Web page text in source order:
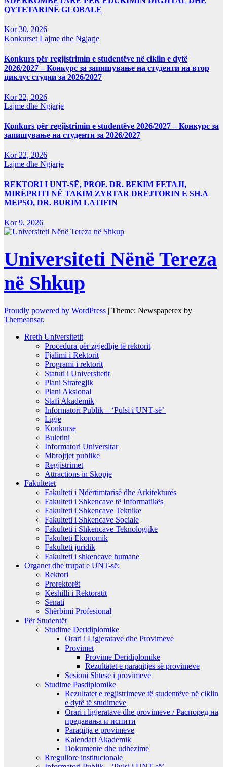
QYTETARINË GLOBALE
Kor 30, 2026
Konkurset Lajme dhe Ngjarje
Konkurs për regjistrimin e studentëve në ciklin e dytë
2026/2027 – Конкурс за запишување на студенти на втор
циклус студии за 2026/2027
Kor 22, 2026
Lajme dhe Ngjarje
Konkurs për regjistrimin e studentëve 2026/2027 – Конкурс за
запишување на студенти за 2026/2027
Kor 22, 2026
Lajme dhe Ngjarje
REKTORI I UNT-SË, PROF. DR. BEKIM FETAJI,
MIRËPRITI NË TAKIM ZYRTAR DREJTORIN E SH.A
MEPSO, DR. BURIM LATIFIN
Kor 9, 2026
Universiteti Nënë Tereza
në Shkup
Proudly powered by WordPress | Theme: Newspaperex by
Themeansar.
Rreth Universitetit
Procedura për zgjedhje të rektorit
Fjalimi i Rektorit
Programi i rektorit
Statuti i Universitetit
Plani Strategjik
Plani Aksional
Stafi Akademik
Informatori Publik – ‘Pulsi i UNT-së’
Ligje
Konkurse
Buletini
Informatori Universitar
Mbrojtjet publike
Regjistrimet
Attractions in Skopje
Fakultetet
Fakulteti i Ndërtimtarisë dhe Arkitekturës
Fakulteti i Shkencave të Informatikës
Fakulteti i Shkencave Teknike
Fakulteti i Shkencave Sociale
Fakulteti i Shkencave Teknologjike
Fakulteti Ekonomik
Fakulteti juridik
Fakulteti i shkencave humane
Organet dhe trupat e UNT-së:
Rektori
Prorektorët
Këshilli i Rektoratit
Senati
Shërbimi Profesional
Për Studentët
Studime Deridiplomike
Orari i Ligjeratave dhe Provimeve
Provimet
Provime Deridiplomike
Rezultatet e paraqitjes së provimeve
Sesioni Shtese i provimeve
Studime Pasdiplomike
Rezultatet e regjistrimeve të studentëve në ciklin
e dytë të studimeve
Orari i ligjeratave dhe provimeve / Распоред на
предавањa и испити
Paraqitja e provimeve
Kalendari Akademik
Dokumente dhe udhezime
Rregullore institucionale